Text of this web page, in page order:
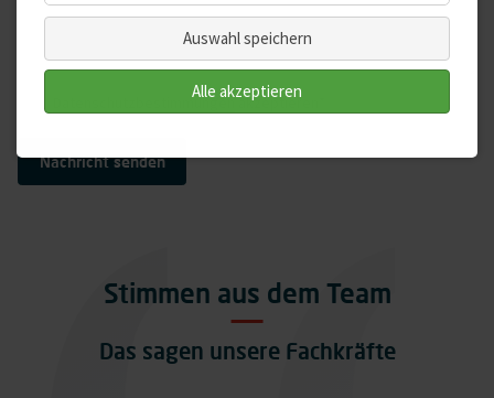
Datenschutzbestimmungenakzeptieren*
Nachricht senden
Stimmen aus dem Team
Das sagen unsere Fachkräfte
Auswahl speichern
Alle akzeptieren